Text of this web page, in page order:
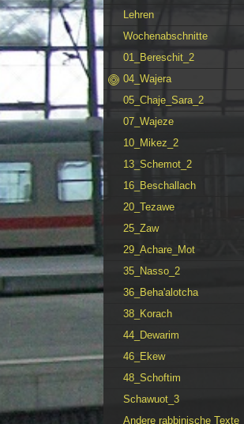
Lehren
Wochenabschnitte
01_Bereschit_2
04_Wajera
05_Chaje_Sara_2
07_Wajeze
10_Mikez_2
13_Schemot_2
16_Beschallach
20_Tezawe
25_Zaw
29_Achare_Mot
35_Nasso_2
36_Beha'alotcha
38_Korach
44_Dewarim
46_Ekew
48_Schoftim
Schawuot_3
Andere rabbinische Texte